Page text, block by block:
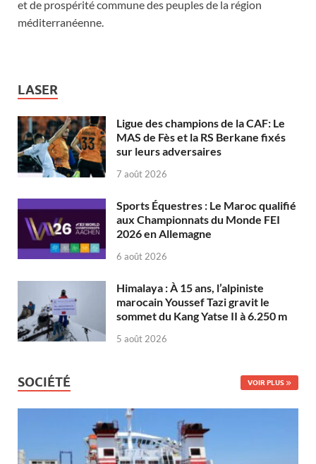
et de prospérité commune des peuples de la région
méditerranéenne.
LASER
Ligue des champions de la CAF: Le
MAS de Fès et la RS Berkane fixés
sur leurs adversaires
7 août 2026
Sports Équestres : Le Maroc qualifié
aux Championnats du Monde FEI
2026 en Allemagne
6 août 2026
Himalaya : À 15 ans, l’alpiniste
marocain Youssef Tazi gravit le
sommet du Kang Yatse II à 6.250 m
5 août 2026
SOCIÉTÉ VOIR PLUS